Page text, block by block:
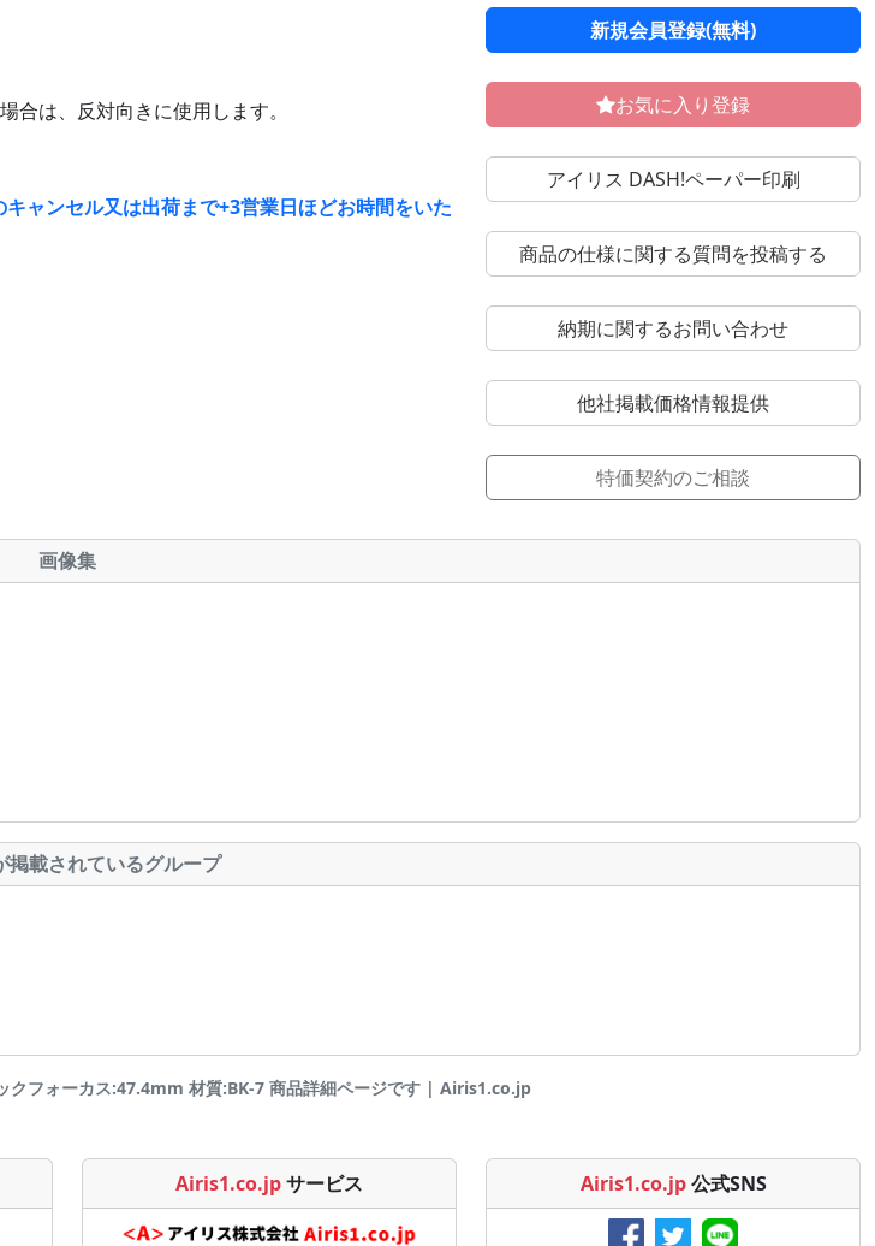
は、反対向きに使用します。
ャンセル又は出荷まで+3営業日ほどお時間をいた
新規会員登録(無料)
お気に入り登録
アイリス DASH!ペーパー印刷
商品の仕様に関する質問を投稿する
納期に関するお問い合わせ
他社掲載価格情報提供
特価契約のご相談
画像集
掲載されているグループ
フォーカス:47.4mm 材質:BK-7 商品詳細ページです | Airis1.co.jp
Airis1.co.jpサービス Airis1.co.jp 公式SNS